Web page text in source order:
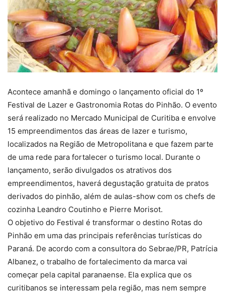
Acontece amanhã e domingo o lançamento oficial do 1º
Festival de Lazer e Gastronomia Rotas do Pinhão. O evento
será realizado no Mercado Municipal de Curitiba e envolve
15 empreendimentos das áreas de lazer e turismo,
localizados na Região de Metropolitana e que fazem parte
de uma rede para fortalecer o turismo local. Durante o
lançamento, serão divulgados os atrativos dos
empreendimentos, haverá degustação gratuita de pratos
derivados do pinhão, além de aulas-show com os chefs de
cozinha Leandro Coutinho e Pierre Morisot.
O objetivo do Festival é transformar o destino Rotas do
Pinhão em uma das principais referências turísticas do
Paraná. De acordo com a consultora do Sebrae/PR, Patrícia
Albanez, o trabalho de fortalecimento da marca vai
começar pela capital paranaense. Ela explica que os
curitibanos se interessam pela região, mas nem sempre